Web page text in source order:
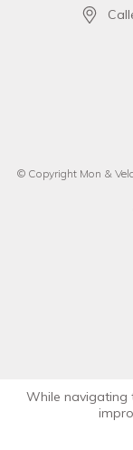
While navigating
© Copyright Mon &